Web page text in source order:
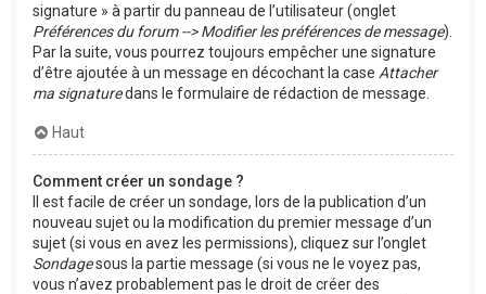
signature » à partir du panneau de l’utilisateur (onglet
Préférences du forum --> Modifier les préférences de message).
Par la suite, vous pourrez toujours empêcher une signature
d’être ajoutée à un message en décochant la case Attacher
ma signaturedans le formulaire de rédaction de message.
Haut
Comment créer un sondage ?
Il est facile de créer un sondage, lors de la publication d’un
nouveau sujet ou la modification du premier message d’un
sujet (si vous en avez les permissions), cliquez sur l’onglet
Sondagesous la partie message (si vous ne le voyez pas,
vous n’avez probablement pas le droit de créer des